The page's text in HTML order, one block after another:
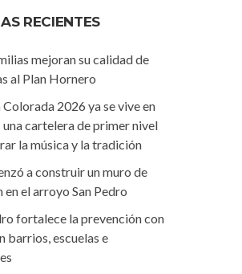
RECIENTES
mejoran su calidad de
al Plan Hornero
Colorada 2026 ya se vive en
una cartelera de primer nivel
la música y la tradición
a construir un muro de
el arroyo San Pedro
fortalece la prevención con
barrios, escuelas e